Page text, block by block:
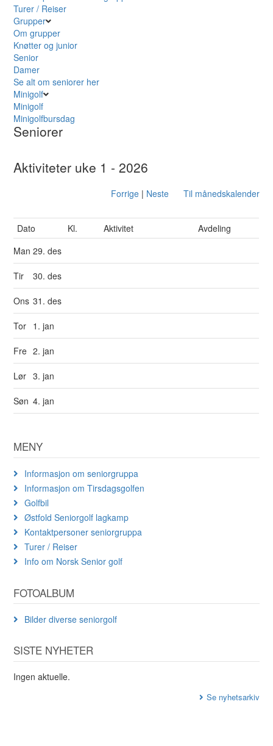
Turer / Reiser
Grupper
Om grupper
Knøtter og junior
Senior
Damer
Se alt om seniorer her
Minigolf
Minigolf
Minigolfbursdag
Seniorer
Aktiviteter uke 1 - 2026
Forrige| Neste Til månedskalender
Dato Kl. Aktivitet
Avdeling
Man29. des
Tir 30. des
Ons 31. des
Tor 1. jan
Fre 2. jan
Lør 3. jan
Søn 4. jan
MENY
Informasjon om seniorgruppa
Informasjon om Tirsdagsgolfen
Golfbil
Østfold Seniorgolf lagkamp
Kontaktpersoner seniorgruppa
Turer / Reiser
Info om Norsk Senior golf
FOTOALBUM
Bilder diverse seniorgolf
SISTE NYHETER
Ingen aktuelle.
Se nyhetsarkiv